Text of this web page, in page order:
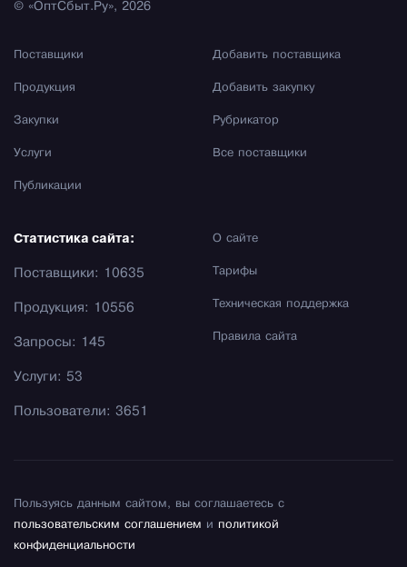
© «ОптСбыт.Ру», 2026
Поставщики
Продукция
Закупки
Услуги
Публикации
Добавить поставщика
Добавить закупку
Рубрикатор
Все поставщики
О сайте
Тарифы
Техническая поддержка
Правила сайта
Статистика сайта:
Поставщики: 10635
Продукция: 10556
Запросы: 145
Услуги: 53
Пользователи: 3651
Пользуясь данным сайтом, вы соглашаетесь с
пользовательским соглашением и политикой
конфиденциальности